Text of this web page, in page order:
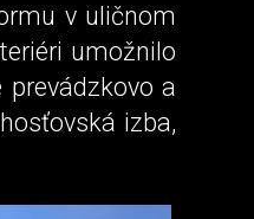
v uličnom
umožnilo
prevádzkovo a
izba,